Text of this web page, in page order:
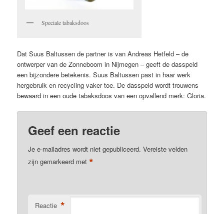
Speciale tabaksdoos
Dat Suus Baltussen de partner is van Andreas Hetfeld – de
ontwerper van de Zonneboom in Nijmegen – geeft de dasspeld
een bijzondere betekenis. Suus Baltussen past in haar werk
hergebruik en recycling vaker toe. De dasspeld wordt trouwens
bewaard in een oude tabaksdoos van een opvallend merk: Gloria.
Geef een reactie
Je e-mailadres wordt niet gepubliceerd. Vereiste velden
zijn gemarkeerd met*
Reactie *